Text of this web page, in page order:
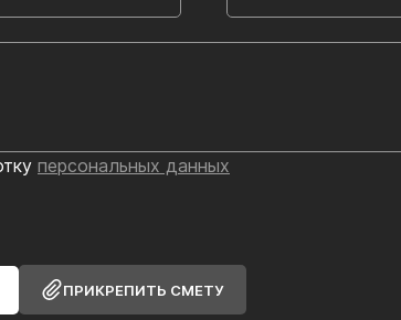
персональных данных
ПРИКРЕПИТЬ СМЕТУ